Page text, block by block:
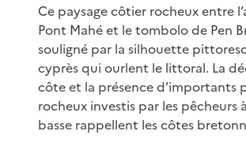
Ce paysage côtier rocheux entre
Pont Mahé et le tombolo de Pen
souligné par la silhouette
cyprès qui ourlent le littoral. La
côte et la présence d’importants
rocheux investis par les pêcheurs
basse rappellent les côtes